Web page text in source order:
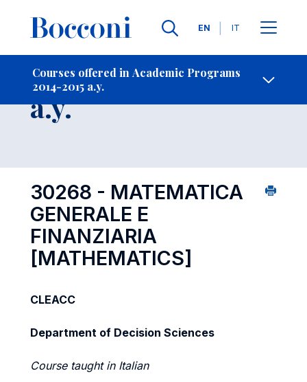
Languages
EN IT
Courses offered in Academic Programs
2014-2015 a.y.
- Contact Us
Course 2014-2015
a.y.
30268 - MATEMATICA
GENERALE E
FINANZIARIA
[MATHEMATICS]
CLEACC
Department of Decision Sciences
Course taught in Italian